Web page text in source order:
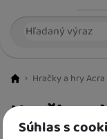
Súhlas s
Hračky a hry Acra
Hračky a